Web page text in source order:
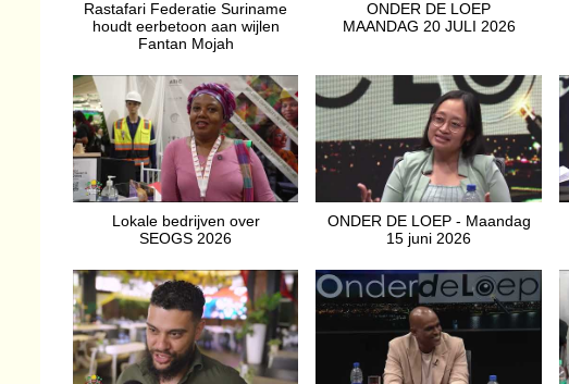
Rastafari Federatie Suriname
houdt eerbetoon aan wijlen
Fantan Mojah
ONDER DE LOEP
MAANDAG 20 JULI 2026
Lokale bedrijven over
SEOGS 2026
ONDER DE LOEP - Maandag
15 juni 2026